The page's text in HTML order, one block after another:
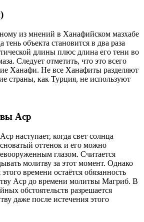
из мнений в Ханафийском мазхабе
тень объекта становится в два раза
длины плюс длина его тени во
Следует отметить, что это всего
Ханафи. Не все Ханафиты разделяют
страны, как Турция, не используют
Аср
наступает, когда свет солнца
оттенок и его можно
глазом. Считается
молитву за этот момент. Однако
времени остаётся обязанность
Аср до времени молитвы Магриб. В
обстоятельств разрешается
даже после истечения этого